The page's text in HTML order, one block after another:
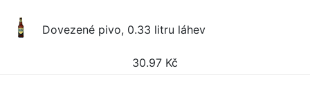
Dovezené pivo, 0.33 litru láhev
30.97 Kč